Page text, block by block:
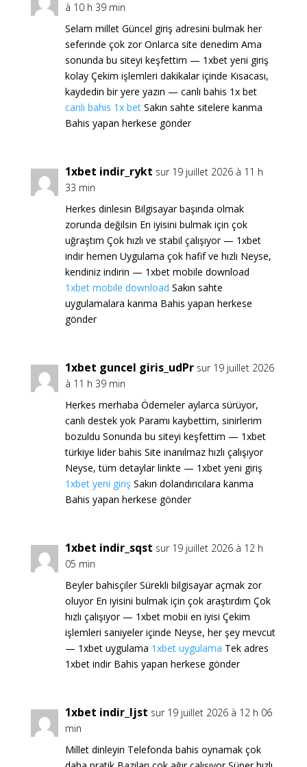
à 10 h 39 min
Selam millet Güncel giriş adresini bulmak her
seferinde çok zor Onlarca site denedim Ama
sonunda bu siteyi keşfettim — 1xbet yeni giriş
kolay Çekim işlemleri dakikalar içinde Kısacası,
kaydedin bir yere yazın — canlı bahis 1x bet
canlı bahis 1x betSakın sahte sitelere kanma
Bahis yapan herkese gönder
1xbet indir_rykt sur 19 juillet 2026 à 11 h
33 min
Herkes dinlesin Bilgisayar başında olmak
zorunda değilsin En iyisini bulmak için çok
uğraştım Çok hızlı ve stabil çalışıyor — 1xbet
indir hemen Uygulama çok hafif ve hızlı Neyse,
kendiniz indirin — 1xbet mobile download
1xbet mobile download Sakın sahte
uygulamalara kanma Bahis yapan herkese
gönder
1xbet guncel giris_udPr sur 19 juillet 2026
à 11 h 39 min
Herkes merhaba Ödemeler aylarca sürüyor,
canlı destek yok Paramı kaybettim, sinirlerim
bozuldu Sonunda bu siteyi keşfettim — 1xbet
türkiye lider bahis Site inanılmaz hızlı çalışıyor
Neyse, tüm detaylar linkte — 1xbet yeni giriş
1xbet yeni giriş Sakın dolandırıcılara kanma
Bahis yapan herkese gönder
1xbet indir_sqst sur 19 juillet 2026 à 12 h
05 min
Beyler bahisçiler Sürekli bilgisayar açmak zor
oluyor En iyisini bulmak için çok araştırdım Çok
hızlı çalışıyor — 1xbet mobii en iyisi Çekim
işlemleri saniyeler içinde Neyse, her şey mevcut
— 1xbet uygulama 1xbet uygulama Tek adres
1xbet indir Bahis yapan herkese gönder
1xbet indir_ljst sur 19 juillet 2026 à 12 h 06
min
Millet dinleyin Telefonda bahis oynamak çok